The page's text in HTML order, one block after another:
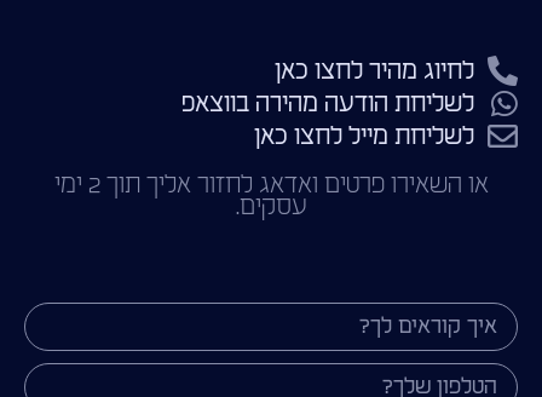
או השאירו פרטים ואדאג לחזור אליך תוך 2 ימי
עסקים.
לחיוג מהיר לחצו כאן
לשליחת הודעה מהירה בווצאפ
לשליחת מייל לחצו כאן